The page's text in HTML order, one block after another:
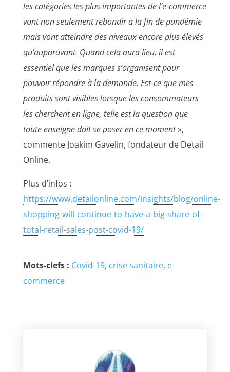
les catégories les plus importantes de l’e-commerce
vont non seulement rebondir à la fin de pandémie
mais vont atteindre des niveaux encore plus élevés
qu’auparavant. Quand cela aura lieu, il est
essentiel que les marques s’organisent pour
pouvoir répondre à la demande. Est-ce que mes
produits sont visibles lorsque les consommateurs
les cherchent en ligne, telle est la question que
toute enseigne doit se poser en ce moment»,
commente Joakim Gavelin, fondateur de Detail
Online.
Plus d’infos :
https://www.detailonline.com/insights/blog/online-
shopping-will-continue-to-have-a-big-share-of-
total-retail-sales-post-covid-19/
Mots-clefs : Covid-19 crise sanitaire e-
commerce